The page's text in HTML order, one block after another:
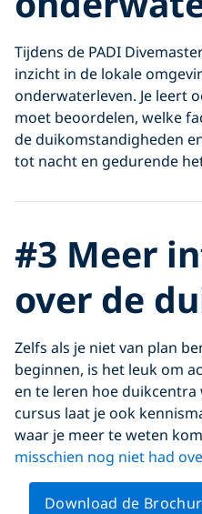
Tijdens de PADI
inzicht in de lokale
onderwaterleven. Je leert
moet beoordelen, welke
de duikomstandigheden
tot nacht en gedurende
#3 Meer
over de
Zelfs als je niet van plan
beginnen, is het leuk om
en te leren hoe duikcentra
cursus laat je ook
waar je meer te weten
misschien nog niet had
Download de